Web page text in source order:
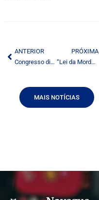
ANTERIOR
Congresso discute os direitos fundamentais da comunicação
PRÓXIMA
“Lei da Mordaça” reacende debate do papel da imprensa
MAIS NOTÍCIAS